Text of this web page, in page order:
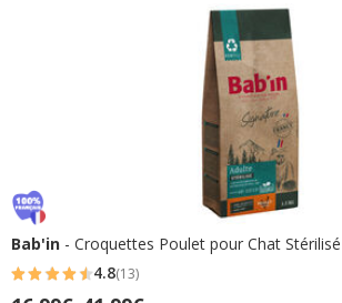
Bab'in - Croquettes Poulet pour Chat Stérilisé
4.8
4.8(13)